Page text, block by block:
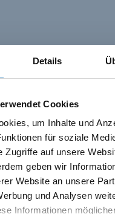
Details
Cookies
um Inhalte und
für soziale
Zugriffe auf unsere
geben wir
Website an unsere
und Analysen
Informationen